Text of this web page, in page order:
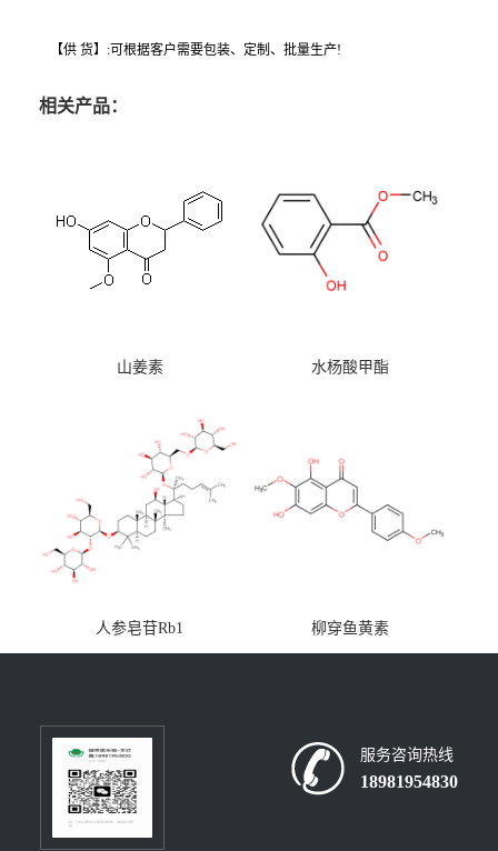
【供 货】:可根据客户需要包装、定制、批量生产!
相关产品：
山姜素 水杨酸甲酯
人参皂苷Rb1 柳穿鱼黄素
服务咨询热线
18981954830